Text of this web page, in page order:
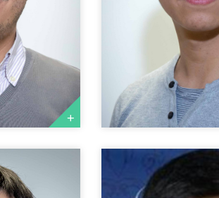
POU CYRIL
Secrétaire Général